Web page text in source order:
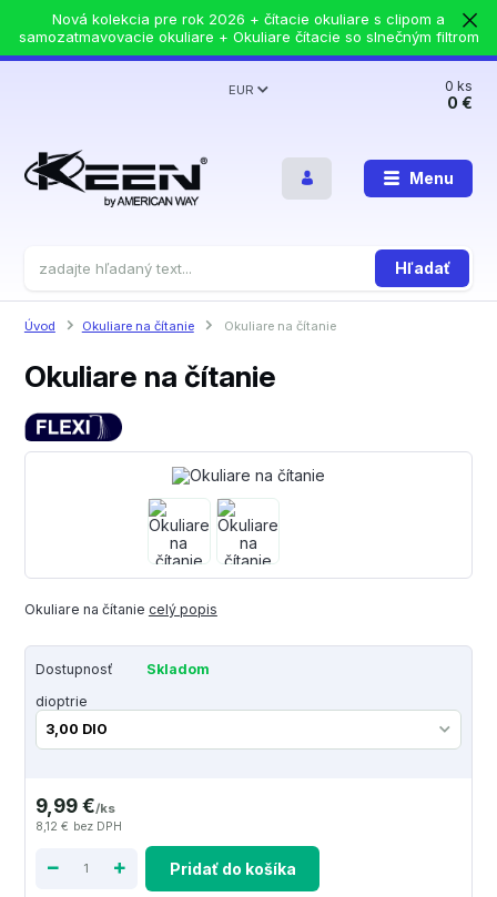
Nová kolekcia pre rok 2026 + čítacie okuliare s clipom a
samozatmavovacie okuliare + Okuliare čítacie so slnečným filtrom
Menu
EUR
Hľadať
0ks
0 €
Úvod Okuliare na čítanie Okuliare na čítanie
Okuliare na čítanie
Okuliare na čítanie celý popis
Dostupnosť
Skladom
dioptrie
9,99 €/ks
8,12 € bez DPH
Pridať do košíka